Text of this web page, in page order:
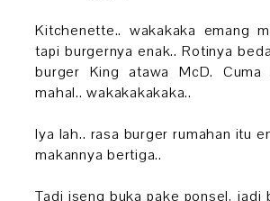
Kitchenette.. wakakaka emang
tapi burgernya enak.. Rotinya
burger King atawa McD. Cuma
mahal.. wakakakakaka..
Iya lah.. rasa burger rumahan itu
makannya bertiga..
Tadi iseng buka pake ponsel, jadi